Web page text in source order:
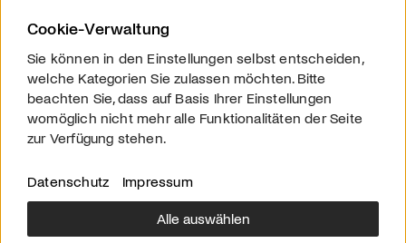
Cookie-Verwaltung
Sie können in den Einstellungen selbst entscheiden,
welche Kategorien Sie zulassen möchten. Bitte
beachten Sie, dass auf Basis Ihrer Einstellungen
womöglich nicht mehr alle Funktionalitäten der Seite
zur Verfügung stehen.
Datenschutz Impressum
Alle auswählen